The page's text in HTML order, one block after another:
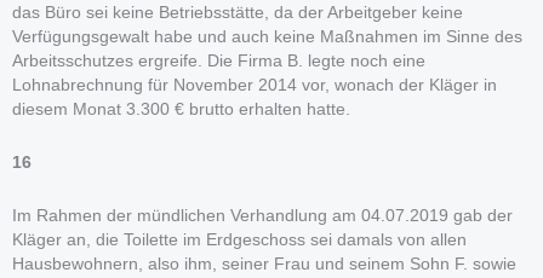
das Büro sei keine Betriebsstätte, da der Arbeitgeber keine
Verfügungsgewalt habe und auch keine Maßnahmen im Sinne des
Arbeitsschutzes ergreife. Die Firma B. legte noch eine
Lohnabrechnung für November 2014 vor, wonach der Kläger in
diesem Monat 3.300 € brutto erhalten hatte.
16
Im Rahmen der mündlichen Verhandlung am 04.07.2019 gab der
Kläger an, die Toilette im Erdgeschoss sei damals von allen
Hausbewohnern, also ihm, seiner Frau und seinem Sohn F. sowie